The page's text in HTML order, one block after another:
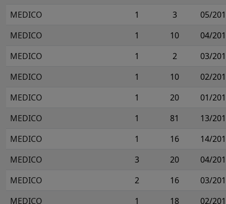
MEDICO
1 3
05/
MEDICO
1 10
04/
MEDICO
1 2
03/
MEDICO
1 10
02/
MEDICO
1 20
01/
MEDICO
1 81
13/
MEDICO
1 16
14/
MEDICO
3 20
04/
MEDICO
2 16
03/
MEDICO
1 18 02/